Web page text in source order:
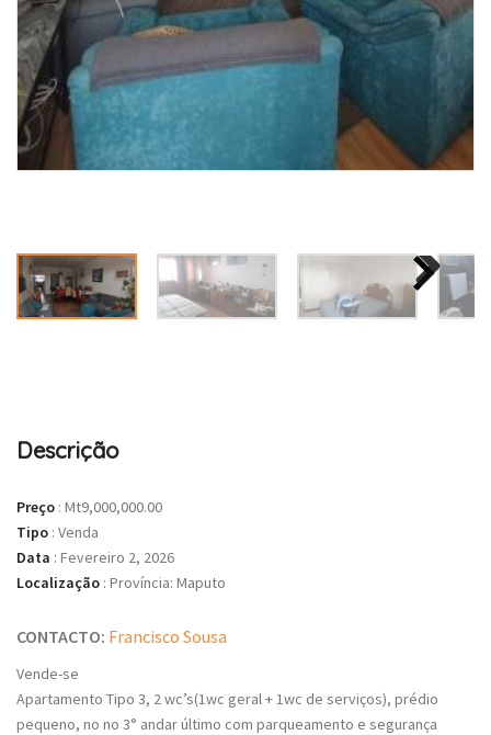
Descrição
Preço : Mt9,000,000.00
Tipo : Venda
Data : Fevereiro 2, 2026
Localização : Província: Maputo
CONTACTO: Francisco Sousa
Vende-se
Apartamento Tipo 3, 2 wc’s(1wc geral + 1wc de serviços), prédio
pequeno, no no 3° andar último com parqueamento e segurança